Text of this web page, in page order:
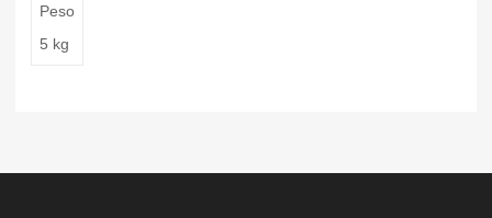
Peso
5 kg